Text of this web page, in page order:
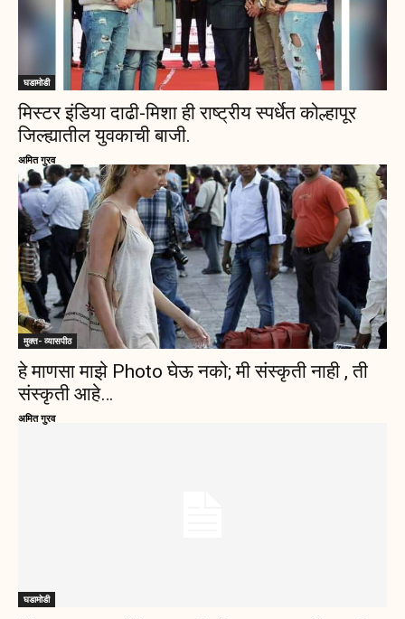
घडामोडी
मिस्टर इंडिया दाढी-मिशा ही राष्ट्रीय स्पर्धेत कोल्हापूर
जिल्ह्यातील युवकाची बाजी.
अमित गुरव
मुक्त- व्यासपीठ
हे माणसा माझे Photo घेऊ नको; मी संस्कृती नाही , ती
संस्कृती आहे…
अमित गुरव
घडामोडी